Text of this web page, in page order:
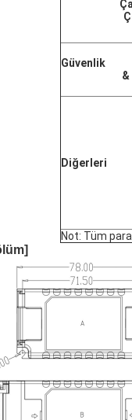
Güvenlik
&
Diğerleri
Not: Tüm